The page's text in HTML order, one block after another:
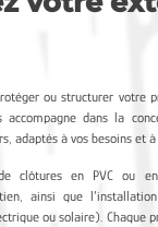
ou structurer votre
accompagne dans la
adaptés à vos besoins et à
clôtures en PVC ou en
ainsi que
ou solaire). Chaque